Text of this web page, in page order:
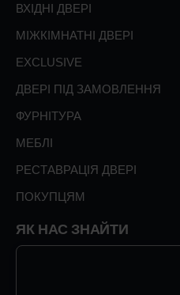
ВХІДНІ ДВЕРІ
МІЖКІМНАТНІ ДВЕРІ
EXCLUSIVE
ДВЕРІ ПІД ЗАМОВЛЕННЯ
ФУРНІТУРА
МЕБЛІ
РЕСТАВРАЦІЯ ДВЕРІ
ПОКУПЦЯМ
ЯК НАС ЗНАЙТИ